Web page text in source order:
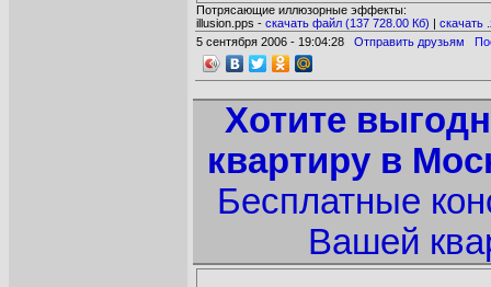
Потрясающие иллюзорные эффекты:
illusion.pps - cкачать файл (137 728.00 Кб) | cкачать
5 сентября 2006 - 19:04:28 Отправить друзьям
Хотите
квартиру в
Бесплатные
Вашей